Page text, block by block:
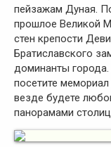
пейзажам Дуная.
прошлое Великой
стен крепости
Братиславского
доминанты
посетите
везде будете
панорамами